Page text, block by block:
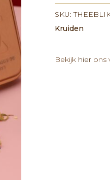
SKU:
Kruiden
Bekijk hier ons